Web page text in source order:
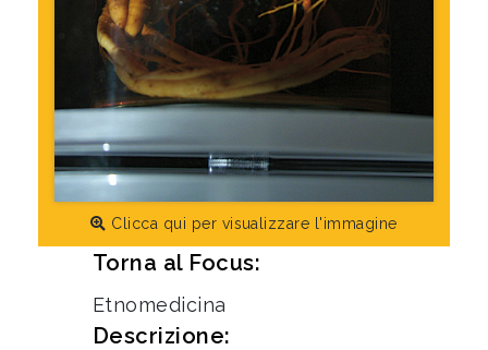
Clicca qui per visualizzare l'immagine
Torna al Focus:
Etnomedicina
Descrizione: